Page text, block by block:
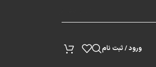
ورود / ثبت نام